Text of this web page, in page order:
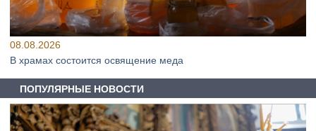
08.08.2026
В храмах состоится освящение меда
ПОПУЛЯРНЫЕ НОВОСТИ